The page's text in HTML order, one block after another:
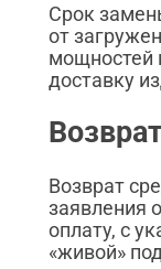
Срок
от
мощностей
доставку
Возврат
заявления
оплату, с
«живой»